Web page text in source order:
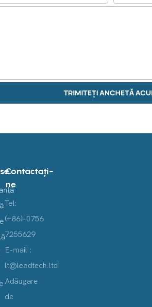
TRIMITEȚI ANCHETĂ
Contactaţi-
ne
Tel:
(+86)-0756
7255629
E-mail :
lt@leadtech.ltd
Adăugare
de